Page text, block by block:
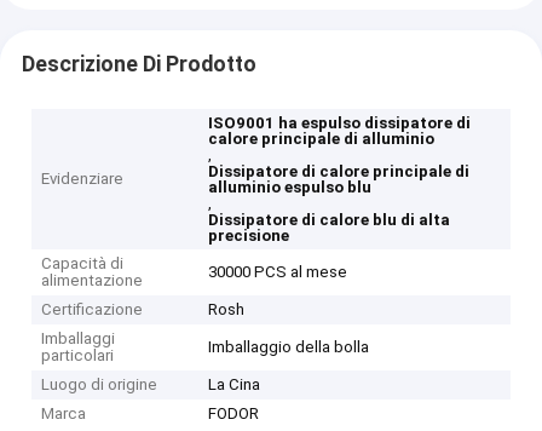
Descrizione Di Prodotto
Evidenziare
ISO9001 ha espulso dissipatore di
calore principale di alluminio
,
Dissipatore di calore principale di
alluminio espulso blu
,
Dissipatore di calore blu di alta
precisione
Capacità di
alimentazione
30000 PCS al mese
Certificazione
Rosh
Imballaggi
particolari
Imballaggio della bolla
Luogo di origine
La Cina
Marca
FODOR